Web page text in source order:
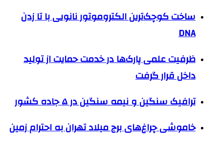
ساخت کوچک‌ترین الکتروموتور نانویی با تا زدن
DNA
ظرفیت علمی پارک‌ها در خدمت حمایت از تولید
داخل قرار گرفت
ترافیک سنگین و نیمه سنگین در ۵ جاده کشور
خاموشی چراغ‌های برج میلاد تهران به احترام زمین